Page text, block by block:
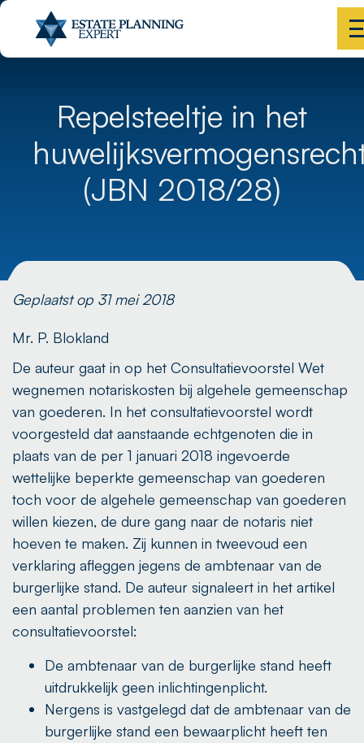
Repelsteeltje in het
(JBN 2018/28)
Geplaatst op 31 mei 2018
Mr. P. Blokland
De auteur gaat in op het Consultatievoorstel Wet
wegnemen notariskosten bij algehele gemeenschap
van goederen. In het consultatievoorstel wordt
voorgesteld dat aanstaande echtgenoten die in
plaats van de per 1 januari 2018 ingevoerde
wettelijke beperkte gemeenschap van goederen
toch voor de algehele gemeenschap van goederen
willen kiezen, de dure gang naar de notaris niet
hoeven te maken. Zij kunnen in tweevoud een
verklaring afleggen jegens de ambtenaar van de
burgerlijke stand. De auteur signaleert in het artikel
een aantal problemen ten aanzien van het
consultatievoorstel:
De ambtenaar van de burgerlijke stand heeft
uitdrukkelijk geen inlichtingenplicht.
Nergens is vastgelegd dat de ambtenaar van de
burgerlijke stand een bewaarplicht heeft ten